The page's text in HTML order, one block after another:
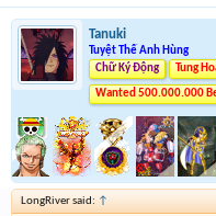
Tanuki
Tuyệt Thế Anh Hùng
Chữ Ký Động
Tung
Wanted 500.000.000
LongRiver said: ↑